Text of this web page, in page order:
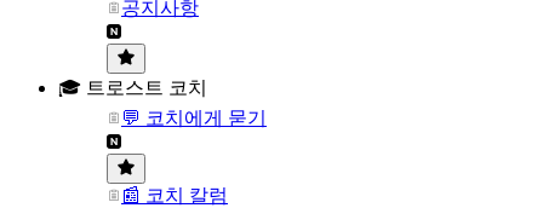
공지사항
🎓 트로스트 코치
💬 코치에게 묻기
📰 코치 칼럼